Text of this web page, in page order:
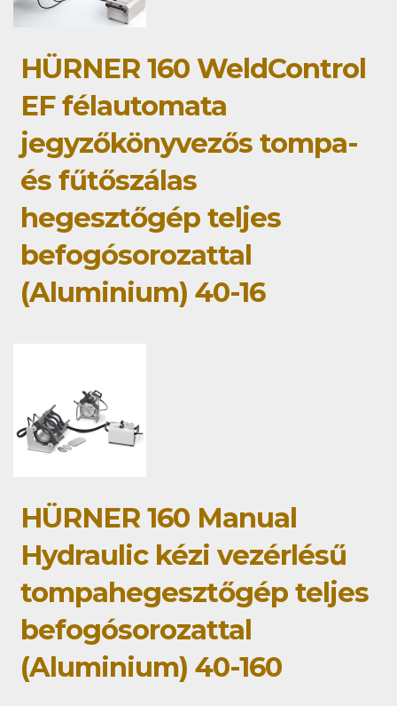
HÜRNER 160 WeldControl
EF félautomata
jegyzőkönyvezős tompa-
és fűtőszálas
hegesztőgép teljes
befogósorozattal
(Aluminium) 40-16
HÜRNER 160 Manual
Hydraulic kézi vezérlésű
tompahegesztőgép teljes
befogósorozattal
(Aluminium) 40-160